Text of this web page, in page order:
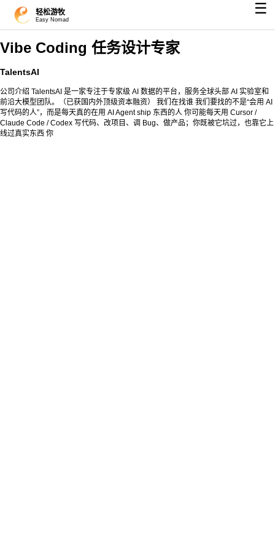
轻松游牧
Easy Nomad
☰
Vibe Coding 任务设计专家
TalentsAI
公司介绍 TalentsAI 是一家专注于专家级 AI 数据的平台，服务全球头部 AI 实验室和
前沿大模型团队。（已获国内外顶级资本融资） 我们在找谁 我们要找的不是“会用 AI
写代码的人”，而是每天真的在用 AI Agent ship 东西的人 你可能每天用 Cursor /
Claude Code / Codex 写代码、改项目、调 Bug、做产品；你既被它坑过，也靠它上
线过真实东西 你